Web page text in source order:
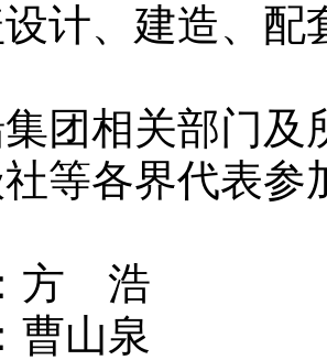
计、建造、配
相关部门及
等各界代表参
方 浩
山泉